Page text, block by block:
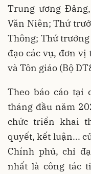
Trung ương
Văn Niên; Thứ
Thông; Thứ
đạo các vụ, đơn vị
và Tôn giáo (Bộ
Theo báo cáo tại
tháng đầu năm
chức triển khai
quyết, kết luận...
Chính phủ, chỉ
nhất là công tác